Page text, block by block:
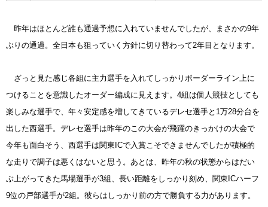
昨年はほとんど誰も通過予想に入れていませんでしたが、まさかの9年
ぶりの通過。全日本も狙っていく方針に切り替わって2年目となります。
ざっと見た感じ各組に主力選手を入れてしっかりボーダーライン上に
つけることを意識したオーダー編成に見えます。4組は個人競技としても
楽しみな選手で、年々安定感を増してきているデレセ選手と1万28分台を
出した西選手。デレセ選手は昨年のこの大会が飛躍のきっかけの大会で
今年も面白そう、西選手は関東ICで入賞こそできませんでしたが積極的
な走りで調子は悪くはないと思う。あとは、昨年の秋の状態からはだい
ぶ上がってきた馬場選手が3組、長い距離をしっかり刻め、関東ICハーフ
9位の戸部選手が2組。彼らはしっかり前の方で勝負する力があります。